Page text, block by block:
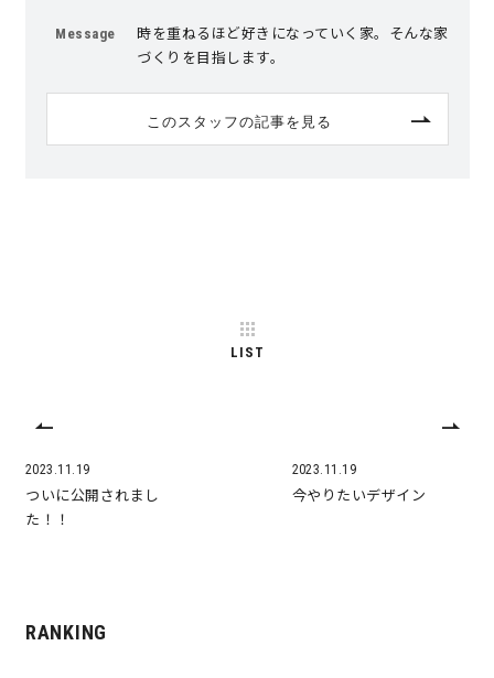
Message
時を重ねるほど好きになっていく家。そんな家
づくりを目指します。
このスタッフの記事を見る
2023.11.19
ついに公開されまし
た！！
LIST
2023.11.19
今やりたいデザイン
RANKING